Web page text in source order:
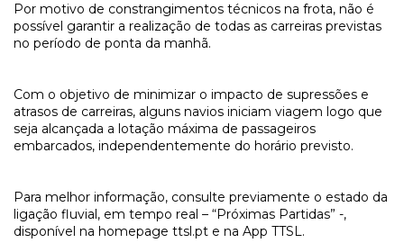
Por motivo de constrangimentos técnicos na frota, não é
possível garantir a realização de todas as carreiras previstas
no período de ponta da manhã.
Com o objetivo de minimizar o impacto de supressões e
atrasos de carreiras, alguns navios iniciam viagem logo que
seja alcançada a lotação máxima de passageiros
embarcados, independentemente do horário previsto.
Para melhor informação, consulte previamente o estado da
ligação fluvial, em tempo real – “Próximas Partidas” -,
disponível na homepage ttsl.pt e na App TTSL.